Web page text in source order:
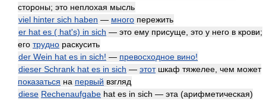
стороны; это неплохая мысль
viel hinter sich haben — много пережить
er hat es ( hat's) in sich — это ему присуще, это у него в крови;
его трудно раскусить
der Wein hat es in sich! — превосходное вино!
dieser Schrank hat es in sich — этотшкаф тяжелее, чем может
показаться на первый взгляд
diese Rechenaufgabe hat es in sich — эта (арифметическая)